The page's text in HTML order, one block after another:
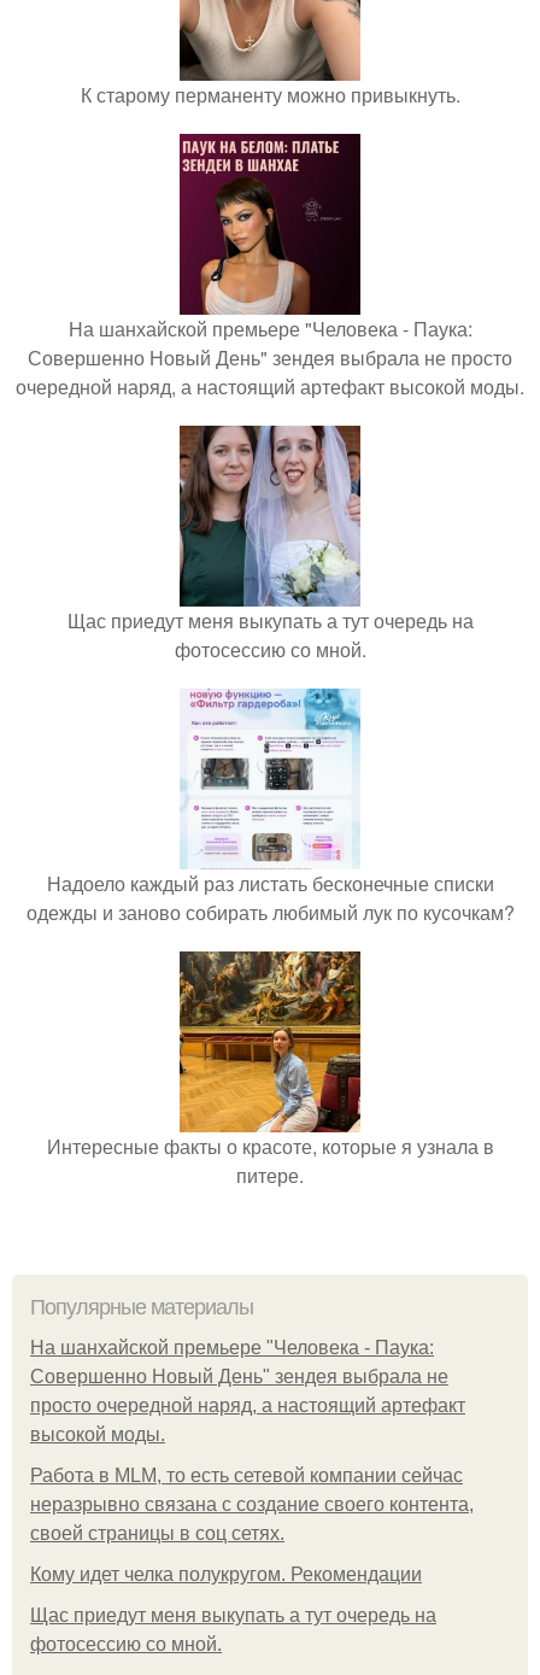
К старому перманенту можно привыкнуть.
На шанхайской премьере "Человека - Паука:
Совершенно Новый День" зендея выбрала не просто
очередной наряд, а настоящий артефакт высокой моды.
Щас приедут меня выкупать а тут очередь на
фотосессию со мной.
Надоело каждый раз листать бесконечные списки
одежды и заново собирать любимый лук по кусочкам?
Интересные факты о красоте, которые я узнала в
питере.
Популярные материалы
На шанхайской премьере "Человека - Паука:
Совершенно Новый День" зендея выбрала не
просто очередной наряд, а настоящий артефакт
высокой моды.
Работа в MLM, то есть сетевой компании сейчас
неразрывно связана с создание своего контента,
своей страницы в соц сетях.
Кому идет челка полукругом. Рекомендации
Щас приедут меня выкупать а тут очередь на
фотосессию со мной.